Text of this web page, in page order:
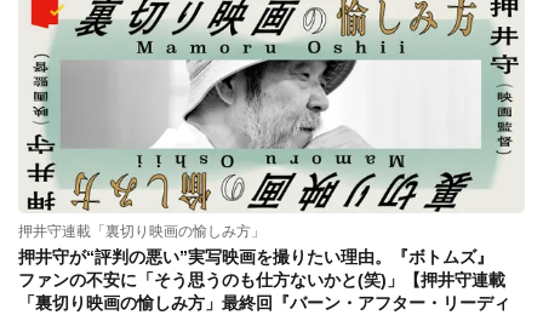
押井守連載「裏切り映画の愉しみ方」
押井守が“評判の悪い”実写映画を撮りたい理由。『ボトムズ』
ファンの不安に「そう思うのも仕方ないかと(笑)」【押井守連載
「裏切り映画の愉しみ方」最終回『バーン・アフター・リーディ